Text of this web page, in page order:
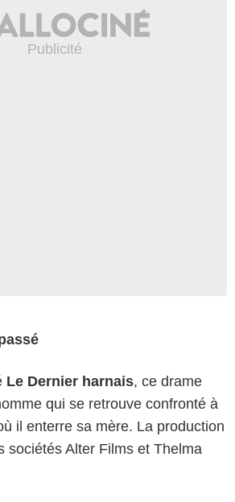
Le Dernier harnais, ce drame
qui se retrouve confronté à
il enterre sa mère. La production
sociétés Alter Films et Thelma